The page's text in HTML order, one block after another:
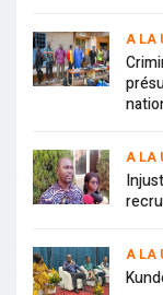
A LA
A LA
A LA